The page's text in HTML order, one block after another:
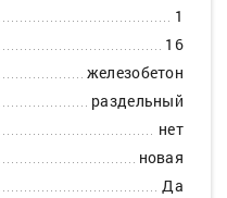
1
16
железобетон
раздельный
нет
новая
Да